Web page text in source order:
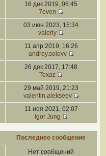
16 дек 2019, 06:45
7even
03 июн 2023, 15:34
valeriy
11 апр 2019, 16:26
andrey.solovv
26 дек 2017, 17:48
Toxaz
29 май 2019, 21:23
valentin.alekseev
11 ноя 2021, 02:07
Igor Jung
Последнее сообщение
Нет сообщений